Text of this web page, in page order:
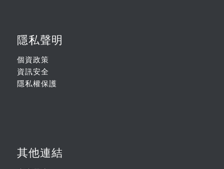
隱私聲明
個資政策
資訊安全
隱私權保護
其他連結